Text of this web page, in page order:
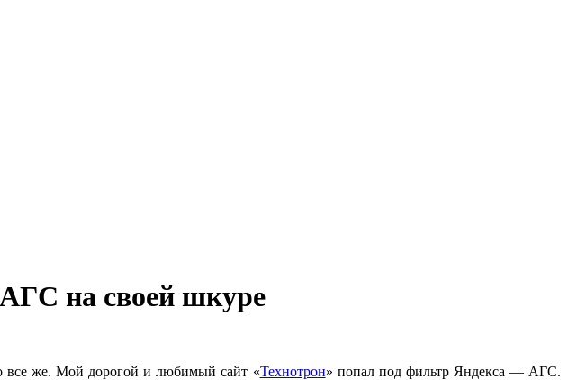
на своей шкуре
все же. Мой дорогой и любимый сайт «Технотрон» попал под фильтр Яндекса — АГС.